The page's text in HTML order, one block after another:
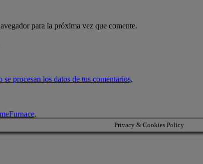
para la próxima vez que comente.
se procesan los datos de tus comentarios.
.
Privacy & Cookies Policy